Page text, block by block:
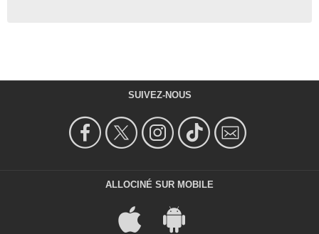
SUIVEZ-NOUS
ALLOCINÉ SUR MOBILE